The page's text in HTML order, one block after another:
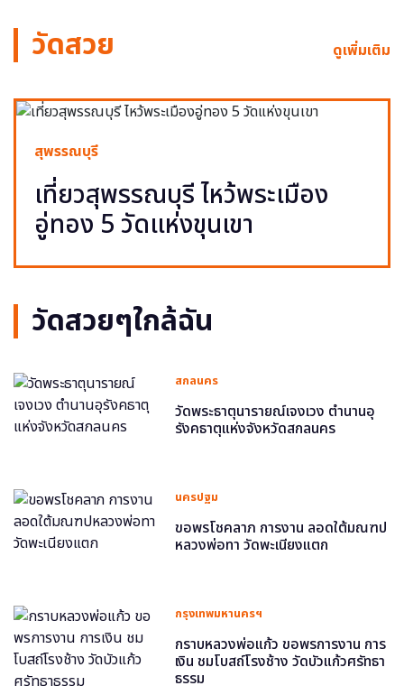
วัดสวย ดูเพิ่มเติม
สุพรรณบุรี
เที่ยวสุพรรณบุรี ไหว้พระเมือง
อู่ทอง 5 วัดแห่งขุนเขา
วัดสวยๆใกล้ฉัน
สกลนคร
วัดพระธาตุนารายณ์เจงเวง ตำนานอุ
รังคธาตุแห่งจังหวัดสกลนคร
นครปฐม
ขอพรโชคลาภ การงาน ลอดใต้มณฑป
หลวงพ่อทา วัดพะเนียงแตก
กรุงเทพมหานครฯ
กราบหลวงพ่อแก้ว ขอพรการงาน การ
เงิน ชมโบสถ์โรงช้าง วัดบัวแก้วศรัทธา
ธรรม